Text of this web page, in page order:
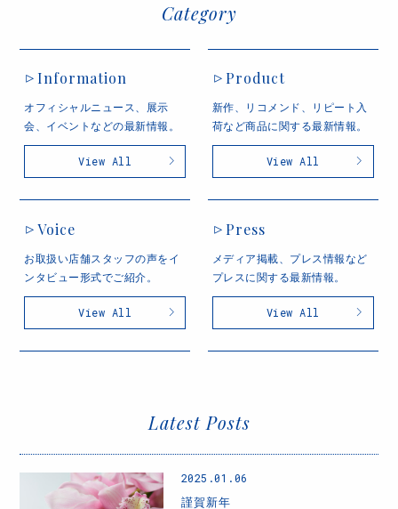
Category
Information
オフィシャルニュース、展示
会、イベントなどの最新情報。
View All
Product
新作、リコメンド、リピート入
荷など商品に関する最新情報。
View All
Voice
お取扱い店舗スタッフの声をイ
ンタビュー形式でご紹介。
View All
Press
メディア掲載、プレス情報など
プレスに関する最新情報。
View All
Latest Posts
2025.01.06
謹賀新年